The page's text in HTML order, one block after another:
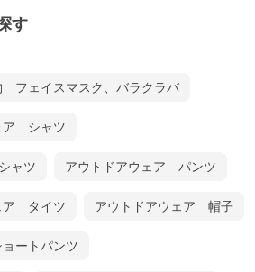
す
フェイスマスク、バラクラバ
ア シャツ
ャツ アウトドアウェア パンツ
ア タイツ アウトドアウェア 帽子
ートパンツ